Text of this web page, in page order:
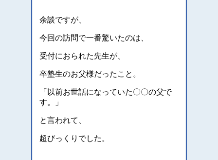
余談ですが、
今回の訪問で一番驚いたのは、
受付におられた先生が、
卒塾生のお父様だったこと。
「以前お世話になっていた〇〇の父で
す。」
と言われて、
超びっくりでした。